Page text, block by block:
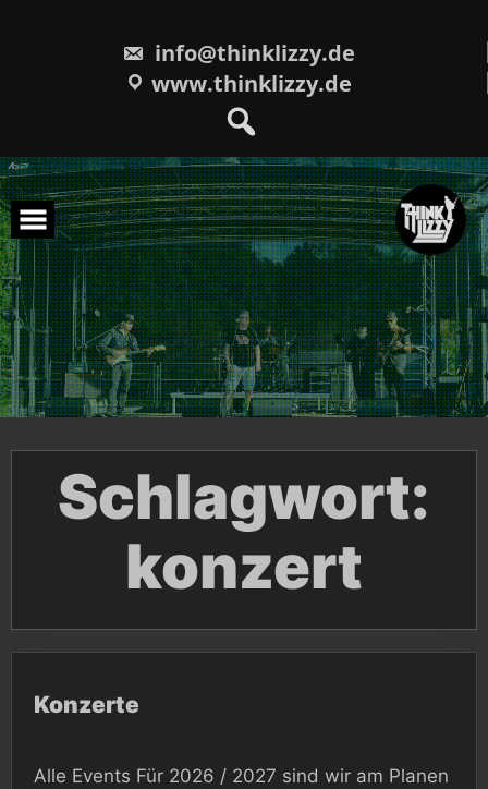
info@thinklizzy.de
www.thinklizzy.de
Schlagwort:
konzert
Konzerte
Alle Events Für 2026 / 2027 sind wir am Planen